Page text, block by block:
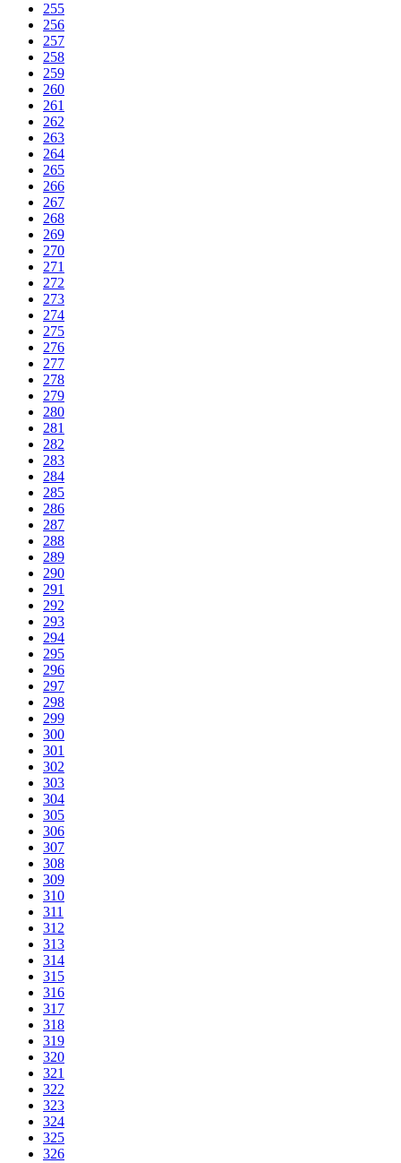
255
256
257
258
259
260
261
262
263
264
265
266
267
268
269
270
271
272
273
274
275
276
277
278
279
280
281
282
283
284
285
286
287
288
289
290
291
292
293
294
295
296
297
298
299
300
301
302
303
304
305
306
307
308
309
310
311
312
313
314
315
316
317
318
319
320
321
322
323
324
325
326